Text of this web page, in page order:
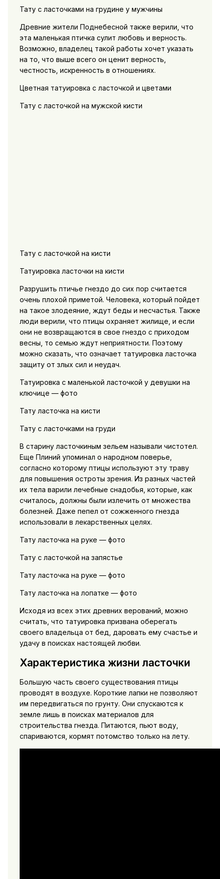
Тату с ласточками на грудине у мужчины
Древние жители Поднебесной также верили, что
эта маленькая птичка сулит любовь и верность.
Возможно, владелец такой работы хочет указать
на то, что выше всего он ценит верность,
честность, искренность в отношениях.
Цветная татуировка с ласточкой и цветами
Тату с ласточкой на мужской кисти
Тату с ласточкой на кисти
Татуировка ласточки на кисти
Разрушить птичье гнездо до сих пор считается
очень плохой приметой. Человека, который пойдет
на такое злодеяние, ждут беды и несчастья. Также
люди верили, что птицы охраняет жилище, и если
они не возвращаются в свое гнездо с приходом
весны, то семью ждут неприятности. Поэтому
можно сказать, что означает татуировка ласточка
защиту от злых сил и неудач.
Татуировка с маленькой ласточкой у девушки на
ключице — фото
Тату ласточка на кисти
Тату с ласточками на груди
В старину ласточкиным зельем называли чистотел.
Еще Плиний упоминал о народном поверье,
согласно которому птицы используют эту траву
для повышения остроты зрения. Из разных частей
их тела варили лечебные снадобья, которые, как
считалось, должны были излечить от множества
болезней. Даже пепел от сожженного гнезда
использовали в лекарственных целях.
Тату ласточка на руке — фото
Тату с ласточкой на запястье
Тату ласточка на руке — фото
Тату ласточка на лопатке — фото
Исходя из всех этих древних верований, можно
считать, что татуировка призвана оберегать
своего владельца от бед, даровать ему счастье и
удачу в поисках настоящей любви.
Характеристика жизни ласточки
Большую часть своего существования птицы
проводят в воздухе. Короткие лапки не позволяют
им передвигаться по грунту. Они спускаются к
земле лишь в поисках материалов для
строительства гнезда. Питаются, пьют воду,
спариваются, кормят потомство только на лету.